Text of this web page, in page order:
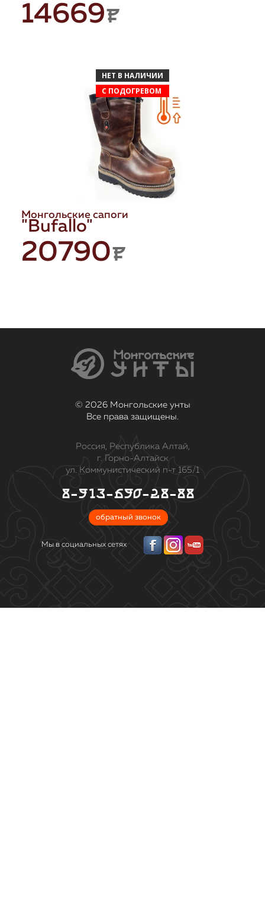
14669P
НЕТ В НАЛИЧИИ
С ПОДОГРЕВОМ
Монгольские сапоги
"Bufallo"
20790P
© 2026 Монгольские унты
Все права защищены.
Россия, Республика Алтай,
г. Горно-Алтайск
ул. Коммунистический п-т 165/1
8-913-690-28-88
обратный звонок
Мы в социальных сетях